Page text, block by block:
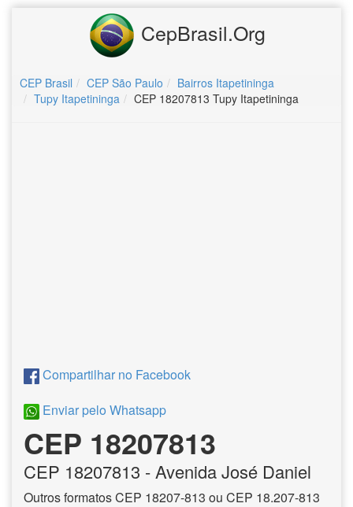
CepBrasil.Org
CEP Brasil CEP São Paulo
Bairros Itapetininga
Tupy Itapetininga
CEP 18207813 Tupy Itapetininga
Compartilhar no Facebook
Enviar pelo Whatsapp
CEP 18207813
CEP 18207813 - Avenida José Daniel
Outros formatos CEP 18207-813 ou CEP 18.207-813